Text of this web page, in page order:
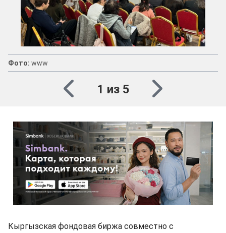
Фото: www
1 из 5
Кыргызская фондовая биржа совместно с